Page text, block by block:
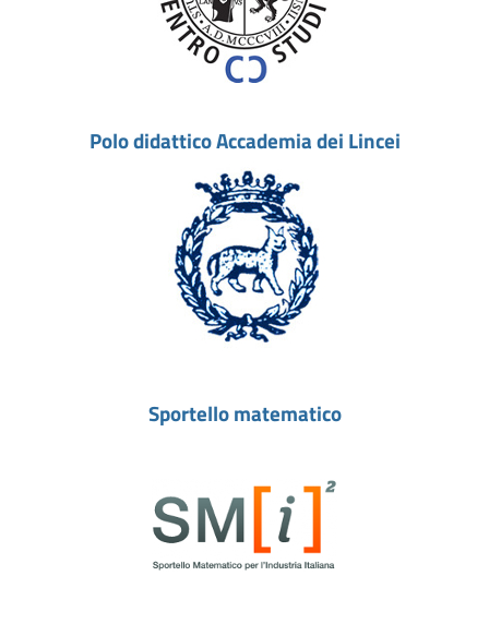
Polo didattico Accademia dei Lincei
Sportello matematico